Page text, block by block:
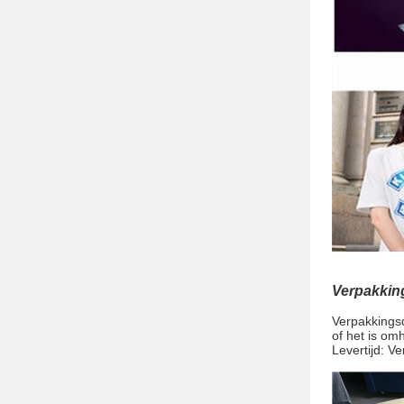
of het is
Levertijd: